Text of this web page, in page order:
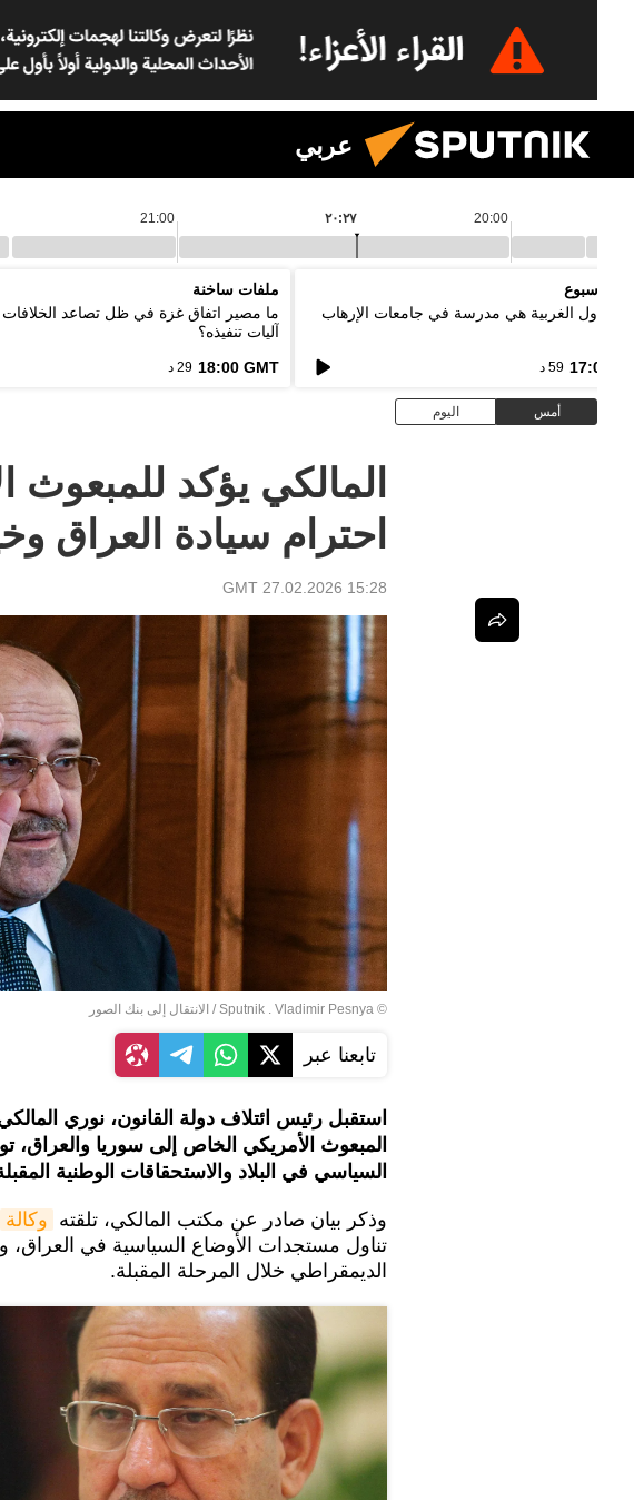
عربي
20:00
21:00 ٢٠:٢٧
الأسبوع
الدول الغربية هي مدرسة في جامعات الإرهاب
17:00 59 د
ملفات ساخنة
ما مصير اتفاق غزة في ظل تصاعد
آليات تنفيذه؟
18:00 GMT 29 د
أمس اليوم
المالكي يؤكد
احترام سيادة العراق
15:28 GMT 27.02.2026
© Sputnik . Vladimir Pesnya
/ الانتقال إلى بنك الصور
تابعنا عبر
استقبل رئيس ائتلاف دولة القانون، نوري
المبعوث الأمريكي الخاص إلى سوريا والعراق،
السياسي في البلاد والاستحقاقات الوطنية
وذكر بيان صادر عن مكتب المالكي، تلقته وكالة
تناول مستجدات الأوضاع السياسية في العراق،
الديمقراطي خلال المرحلة المقبلة.